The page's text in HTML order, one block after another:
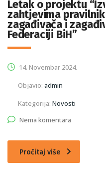
Letak o projektu
zahtjevima
zagađivača i
Federaciji BiH”
14. Novembar 2024.
Objavio: admin
Kategorija: Novosti
Nema komentara
Pročitaj više